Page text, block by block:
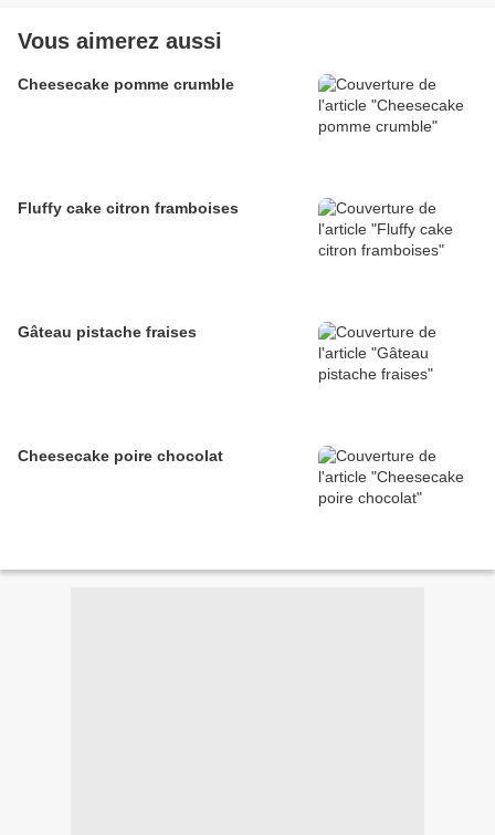
Vous aimerez aussi
Cheesecake pomme crumble
Fluffy cake citron framboises
Gâteau pistache fraises
Cheesecake poire chocolat